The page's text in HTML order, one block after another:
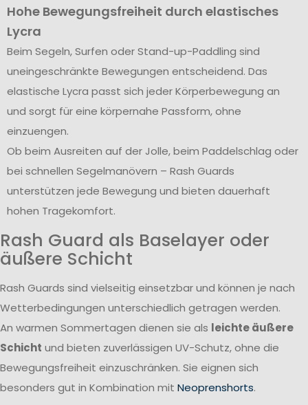
Hohe Bewegungsfreiheit durch elastisches
Lycra
Beim Segeln, Surfen oder Stand-up-Paddling sind
uneingeschränkte Bewegungen entscheidend. Das
elastische Lycra passt sich jeder Körperbewegung an
und sorgt für eine körpernahe Passform, ohne
einzuengen.
Ob beim Ausreiten auf der Jolle, beim Paddelschlag oder
bei schnellen Segelmanövern – Rash Guards
unterstützen jede Bewegung und bieten dauerhaft
hohen Tragekomfort.
Rash Guard als Baselayer oder
äußere Schicht
Rash Guards sind vielseitig einsetzbar und können je nach
Wetterbedingungen unterschiedlich getragen werden.
An warmen Sommertagen dienen sie als leichte äußere
Schicht und bieten zuverlässigen UV-Schutz, ohne die
Bewegungsfreiheit einzuschränken. Sie eignen sich
besonders gut in Kombination mit Neoprenshorts.